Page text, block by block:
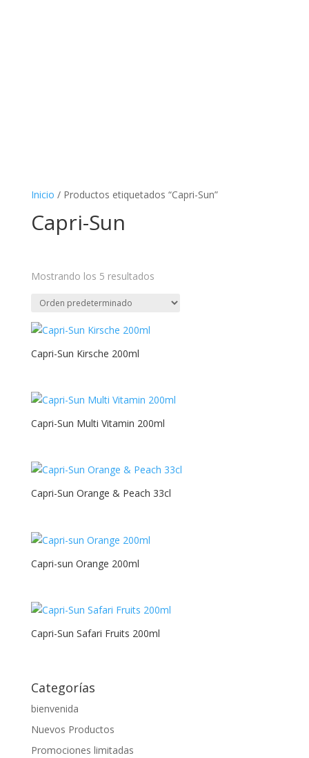
Inicio / Productos etiquetados “Capri-Sun”
Capri-Sun
1,5L
1/3
200ml
250g
250ml
275ml
30x30
Mostrando los 5 resultados
Capri-Sun Kirsche 200ml
Capri-Sun Multi Vitamin 200ml
Capri-Sun Orange & Peach 33cl
Capri-sun Orange 200ml
Capri-Sun Safari Fruits 200ml
Categorías
bienvenida
Nuevos Productos
Promociones limitadas